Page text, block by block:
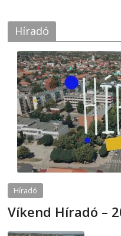
Híradó
Híradó
Víkend Híradó –